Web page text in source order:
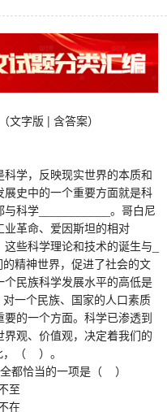
字版 | 含答案）
学，反映现实世界的本质和
史中的一个重要方面就是科
科学___________。哥白尼
革命、爱因斯坦的相对
些科学理论和技术的诞生与_
精神世界，促进了社会的文
民族科学发展水平的高低是
一个民族、国家的人口素质
的一个方面。科学已渗透到
观、价值观，决定着我们的
，（ ）。
都恰当的一项是（ ）
至
在